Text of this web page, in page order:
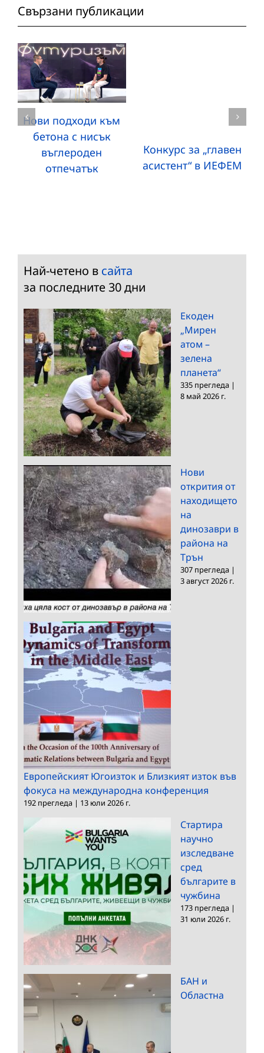
Свързани публикации
Нови подходи към
бетона с нисък
въглероден
отпечатък
Конкурс за „главен
асистент“ в ИЕФЕМ
Най-четено в сайта
за последните 30 дни
Екоден
„Мирен
атом –
зелена
планета“
335 прегледа |
8 май 2026 г.
Нови
открития от
находището
на
динозаври в
района на
Трън
307 прегледа |
3 август 2026 г.
Европейският Югоизток и Близкият изток във
фокуса на международна конференция
192 прегледа | 13 юли 2026 г.
Стартира
научно
изследване
сред
българите в
чужбина
173 прегледа |
31 юли 2026 г.
БАН и
Областна